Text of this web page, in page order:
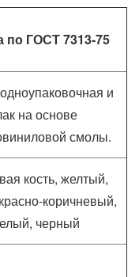
по ГОСТ 7313-75
и
на основе
смолы.
кость, желтый,
коричневый,
черный